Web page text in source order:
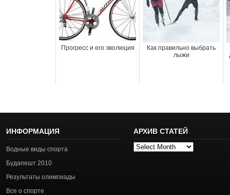
Прогресс и его эволюция
Как правильно выбрать
лыжи
ИНФОРМАЦИЯ
Водные виды спорта
Будапешт 2010
Результаты олимпиады
Все о спорте
АРХИВ СТАТЕЙ
Архив